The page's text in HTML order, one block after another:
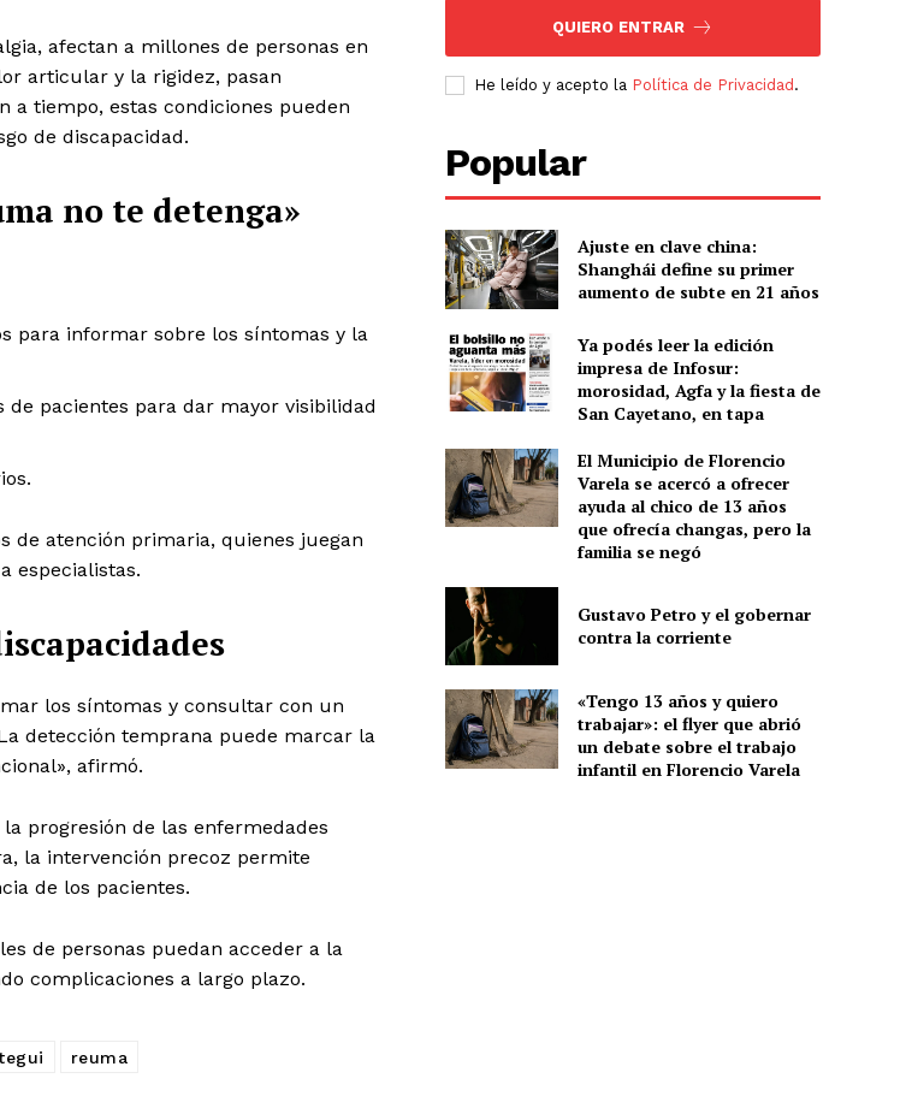
afectan a millones de personas en
articular y la rigidez, pasan
a tiempo, estas condiciones pueden
de discapacidad.
no te detenga»
para informar sobre los síntomas y la
de pacientes para dar mayor visibilidad
de atención primaria, quienes juegan
especialistas.
los síntomas y consultar con un
detección temprana puede marcar la
afirmó.
progresión de las enfermedades
la intervención precoz permite
de los pacientes.
de personas puedan acceder a la
complicaciones a largo plazo.
reuma
QUIERO ENTRAR
He leído y acepto la Política de Privacidad .
Popular
Ajuste en clave china:
Shanghái define su primer
aumento de subte en 21 años
Ya podés leer la edición
impresa de Infosur:
morosidad, Agfa y la fiesta de
San Cayetano, en tapa
El Municipio de Florencio
Varela se acercó a ofrecer
ayuda al chico de 13 años
que ofrecía changas, pero la
familia se negó
Gustavo Petro y el gobernar
contra la corriente
«Tengo 13 años y quiero
trabajar»: el flyer que abrió
un debate sobre el trabajo
infantil en Florencio Varela